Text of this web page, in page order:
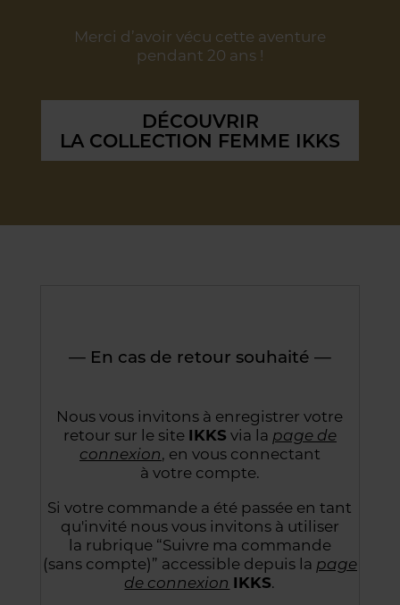
Merci d’avoir vécu cette aventure
pendant 20 ans !
DÉCOUVRIR
LA COLLECTION FEMME IKKS
— En cas de retour souhaité —
Nous vous invitons à enregistrer votre
retour sur le site IKKS via la page de
connexion, en vous connectant
à votre compte.
Si votre commande a été passée en tant
qu'invité nous vous invitons à utiliser
la rubrique “Suivre ma commande
(sans compte)” accessible depuis la page
de connexion IKKS.